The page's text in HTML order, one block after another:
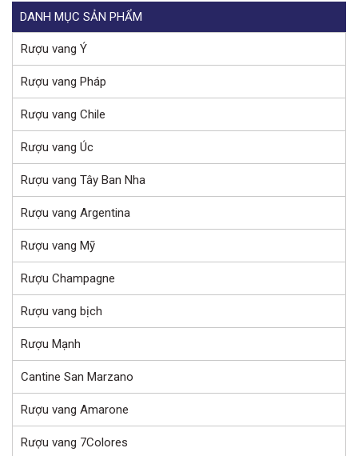
DANH MỤC SẢN PHẨM
Rượu vang Ý
Rượu vang Pháp
Rượu vang Chile
Rượu vang Úc
Rượu vang Tây Ban Nha
Rượu vang Argentina
Rượu vang Mỹ
Rượu Champagne
Rượu vang bịch
Rượu Mạnh
Cantine San Marzano
Rượu vang Amarone
Rượu vang 7Colores